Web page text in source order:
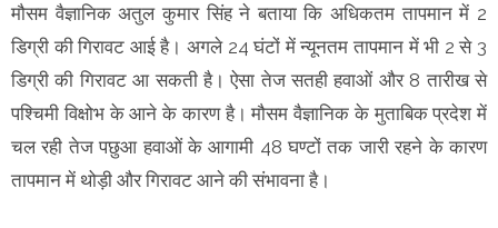
मौसम वैज्ञानिक अतुल कुमार सिंह ने बताया कि अधिकतम तापमान में 2
डिग्री की गिरावट आई है। अगले 24 घंटों में न्यूनतम तापमान में भी 2 से 3
डिग्री की गिरावट आ सकती है। ऐसा तेज सतही हवाओं और 8 तारीख से
पश्चिमी विक्षोभ के आने के कारण है। मौसम वैज्ञानिक के मुताबिक प्रदेश में
चल रही तेज पछुआ हवाओं के आगामी 48 घण्टों तक जारी रहने के कारण
तापमान में थोड़ी और गिरावट आने की संभावना है।